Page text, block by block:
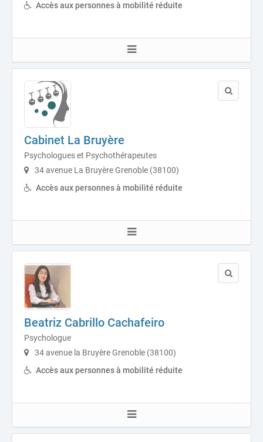
Accès aux personnes à mobilité réduite
Cabinet La Bruyère
Psychologues et Psychothérapeutes
34 avenue La Bruyère Grenoble (38100)
Accès aux personnes à mobilité réduite
Beatriz Cabrillo Cachafeiro
Psychologue
34 avenue la Bruyère Grenoble (38100)
Accès aux personnes à mobilité réduite